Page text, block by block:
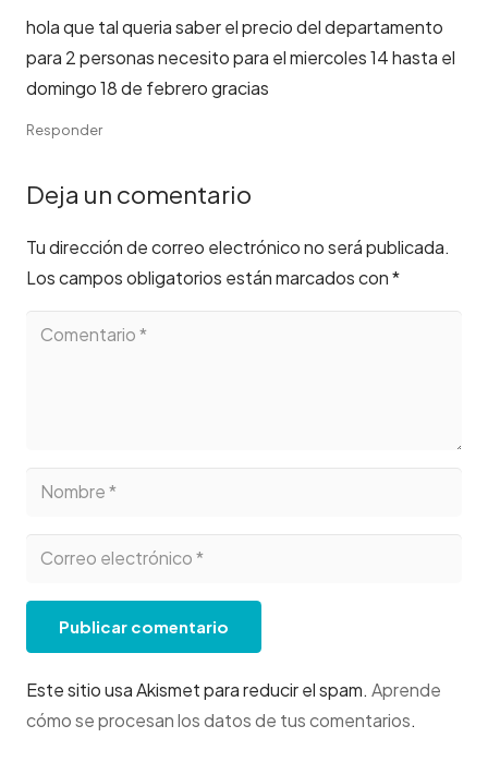
hola que tal queria saber el precio del departamento
para 2 personas necesito para el miercoles 14 hasta el
domingo 18 de febrero gracias
Responder
Deja un comentario
Tu dirección de correo electrónico no será publicada.
Los campos obligatorios están marcados con*
Publicar comentario
Este sitio usa Akismet para reducir el spam. Aprende
cómo se procesan los datos de tus comentarios.